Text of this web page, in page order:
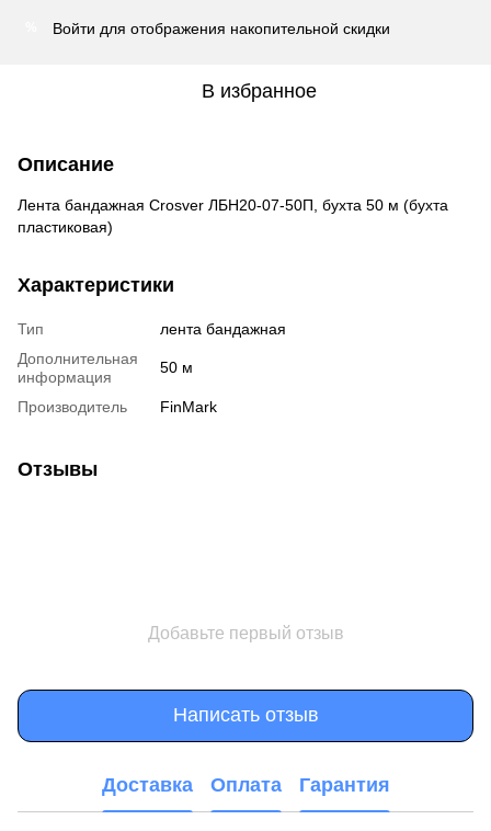
Войти для отображения накопительной скидки
В избранное
Описание
Лента бандажная Crosver ЛБН20-07-50П, бухта 50 м (бухта
пластиковая)
Характеристики
Тип
лента бандажная
Дополнительная
информация
50 м
Производитель FinMark
Отзывы
Добавьте первый отзыв
Написать отзыв
Доставка Оплата Гарантия